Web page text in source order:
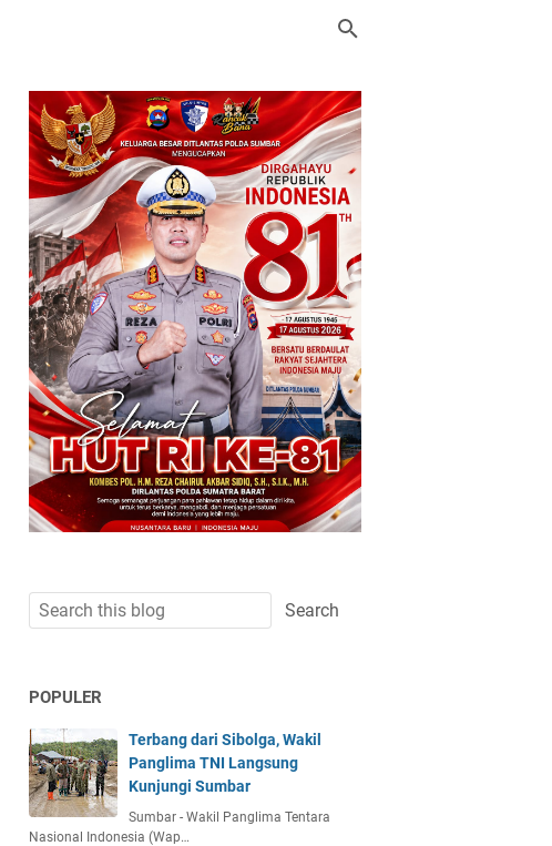
POPULER
Terbang dari Sibolga, Wakil
Panglima TNI Langsung
Kunjungi Sumbar
Sumbar - Wakil Panglima Tentara
Nasional Indonesia (Wap…